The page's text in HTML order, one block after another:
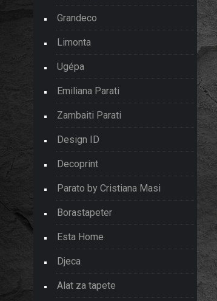
Grandeco
Limonta
Ugépa
Emiliana Parati
Zambaiti Parati
Design ID
Decoprint
Parato by Cristiana Masi
Borastapeter
Esta Home
Djeca
Alat za tapete